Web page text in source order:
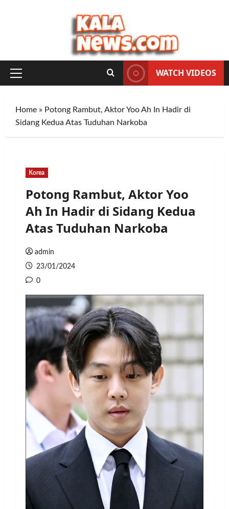
Primary
WATCH VIDEOS
Home » Potong Rambut, Aktor Yoo Ah In Hadir di
Sidang Kedua Atas Tuduhan Narkoba
Korea
Potong Rambut, Aktor Yoo
Ah In Hadir di Sidang Kedua
Atas Tuduhan Narkoba
admin
23/01/2024
0